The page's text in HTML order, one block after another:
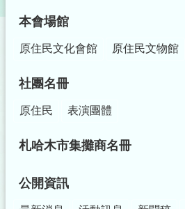
本會場館
原住民文化會館 原住民文物館
社團名冊
原住民 表演團體
札哈木市集攤商名冊
公開資訊